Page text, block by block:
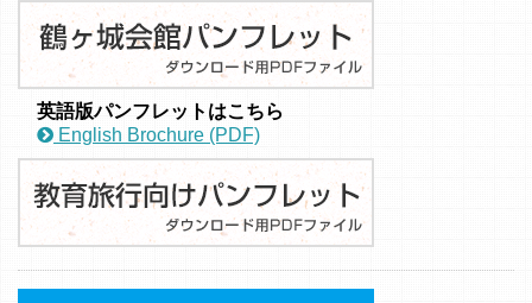
英語版パンフレットはこちら
English Brochure (PDF)